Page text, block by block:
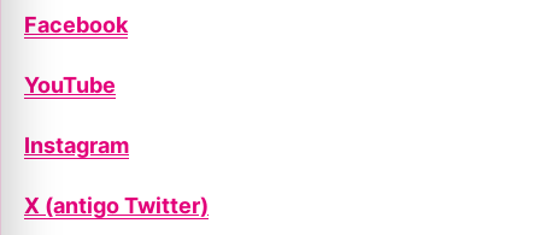
Facebook
YouTube
Instagram
X (antigo Twitter)